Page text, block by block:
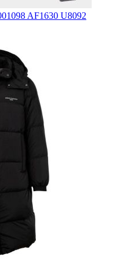
AF1630 U8092